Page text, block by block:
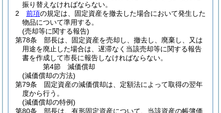
振り替えなければならない。
2
前項の規定は、固定資産を撤去した場合において発生した
物品について準用する。
(売却等に関する報告)
第78条
部長は、固定資産を売却し、撤去し、廃棄し、又は
用途を廃止した場合は、遅滞なく当該売却等に関する報告
書を作成して市長に報告しなければならない。
第4節
減価償却
(減価償却の方法)
第79条
固定資産の減価償却は、定額法によって取得の翌年
度から行う。
(減価償却の特例)
第80条
部長は、有形固定資産について、当該資産の帳簿価